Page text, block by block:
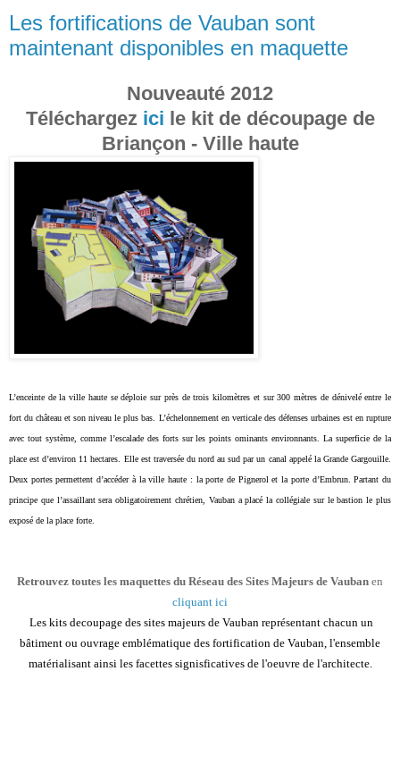
Les fortifications de Vauban sont
maintenant disponibles en maquette
Nouveauté 2012
Téléchargez ici le kit de découpage de
Briançon - Ville haute
L’enceinte de la ville haute se déploiesur près de trois kilomètres et sur 300mètres de dénivelé entre le
fort du châteauet son niveau le plus bas. L’échelonnement en verticale des défenses urbaines est en rupture
avec tout système, comme l’escalade des forts sur les pointsominants environnants.La superficie de la
place est d’environ 11 hectares. Elle est traversée du nord au sud par un canal appelé laGrande Gargouille.
Deux portes permettent d’accéder à la ville haute : la porte de Pignerol et la porte d’Embrun. Partant du
principe que l’assaillant sera obligatoirement chrétien, Vauban a placé la collégiale sur lebastion le plus
exposé de la place forte.
Retrouvez toutes les maquettes du Réseau des Sites Majeurs de Vauban en
cliquant ici
Les kits decoupage des sites majeurs de Vauban représentant chacun un
bâtiment ou ouvrage emblématique des fortification de Vauban, l'ensemble
matérialisant ainsi les facettes signisficatives de l'oeuvre de l'architecte.